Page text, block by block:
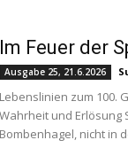
Im Feuer der
Ausgabe 25, 21.6.2026
Lebenslinien zum 100.
Wahrheit und Erlösung
Bombenhagel, nicht in